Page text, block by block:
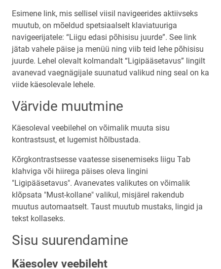
Esimene link, mis sellisel viisil navigeerides aktiivseks
muutub, on mõeldud spetsiaalselt klaviatuuriga
navigeerijatele: “Liigu edasi põhisisu juurde”. See link
jätab vahele päise ja menüü ning viib teid lehe põhisisu
juurde. Lehel olevalt kolmandalt “Ligipääsetavus” lingilt
avanevad vaegnägijale suunatud valikud ning seal on ka
viide käesolevale lehele.
Värvide muutmine
Käesoleval veebilehel on võimalik muuta sisu
kontrastsust, et lugemist hõlbustada.
Kõrgkontrastsesse vaatesse sisenemiseks liigu Tab
klahviga või hiirega päises oleva lingini
"Ligipääsetavus". Avanevates valikutes on võimalik
klõpsata "Must-kollane" valikul, misjärel rakendub
muutus automaatselt. Taust muutub mustaks, lingid ja
tekst kollaseks.
Sisu suurendamine
Käesolev veebileht